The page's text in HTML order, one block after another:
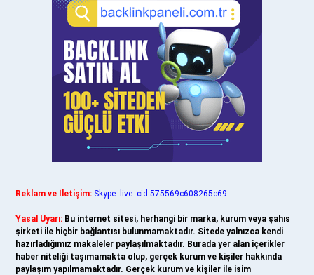
Reklam ve İletişim: Skype: live:.cid.575569c608265c69
Yasal Uyarı: Bu internet sitesi, herhangi bir marka, kurum veya şahıs
şirketi ile hiçbir bağlantısı bulunmamaktadır. Sitede yalnızca kendi
hazırladığımız makaleler paylaşılmaktadır. Burada yer alan içerikler
haber niteliği taşımamakta olup, gerçek kurum ve kişiler hakkında
paylaşım yapılmamaktadır. Gerçek kurum ve kişiler ile isim